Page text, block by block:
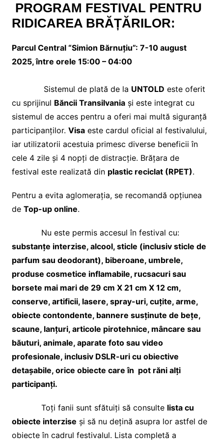
PROGRAM FESTIVAL PENTRU
RIDICAREA BRĂȚĂRILOR:
Parcul Central “Simion Bărnuțiu”: 7-10 august
2025, între orele 15:00 – 04:00
Sistemul de plată de la UNTOLD este oferit
cu sprijinul Băncii Transilvaniași este integrat cu
sistemul de acces pentru a oferi mai multă siguranță
participanților. Visaeste cardul oficial al festivalului,
iar utilizatorii acestuia primesc diverse beneficii în
cele 4 zile și 4 nopți de distracție. Brățara de
festival este realizată din plastic reciclat (RPET).
Pentru a evita aglomerația, se recomandă opțiunea
de Top-up online.
Nu este permis accesul în festival cu:
substanțe interzise, alcool, sticle (inclusiv sticle de
parfum sau deodorant), biberoane, umbrele,
produse cosmetice inflamabile, rucsacuri sau
borsete mai mari de 29 cm X 21 cm X 12 cm,
conserve, artificii, lasere, spray-uri, cuțite, arme,
obiecte contondente, bannere susținute de bețe,
scaune, lanțuri, articole pirotehnice, mâncare sau
băuturi, animale, aparate foto sau video
profesionale, inclusiv DSLR-uri cu obiective
detașabile, orice obiecte care în pot răni alți
participanți.
Toți fanii sunt sfătuiți să consulte lista cu
obiecte interzise și să nu dețină asupra lor astfel de
obiecte în cadrul festivalul. Lista completă a